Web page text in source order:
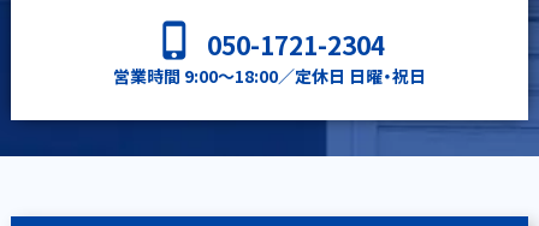
phone_iphone 050-1721-2304
営業時間 9:00〜18:00／定休日 日曜・祝日